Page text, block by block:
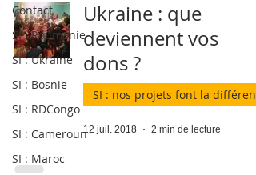
Contact
SI : Roumanie
SI : Ukraine
SI : Bosnie
SI : RDCongo
SI : Cameroun
SI : Maroc
Ukraine : que
deviennent vos
dons ?
SI : nos projets font la
12 juil. 2018 2 min de lecture